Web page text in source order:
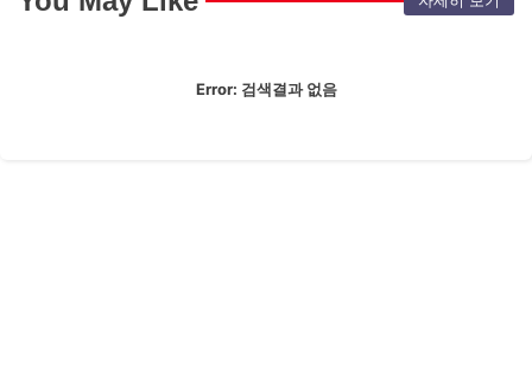
Error: 검색결과 없음